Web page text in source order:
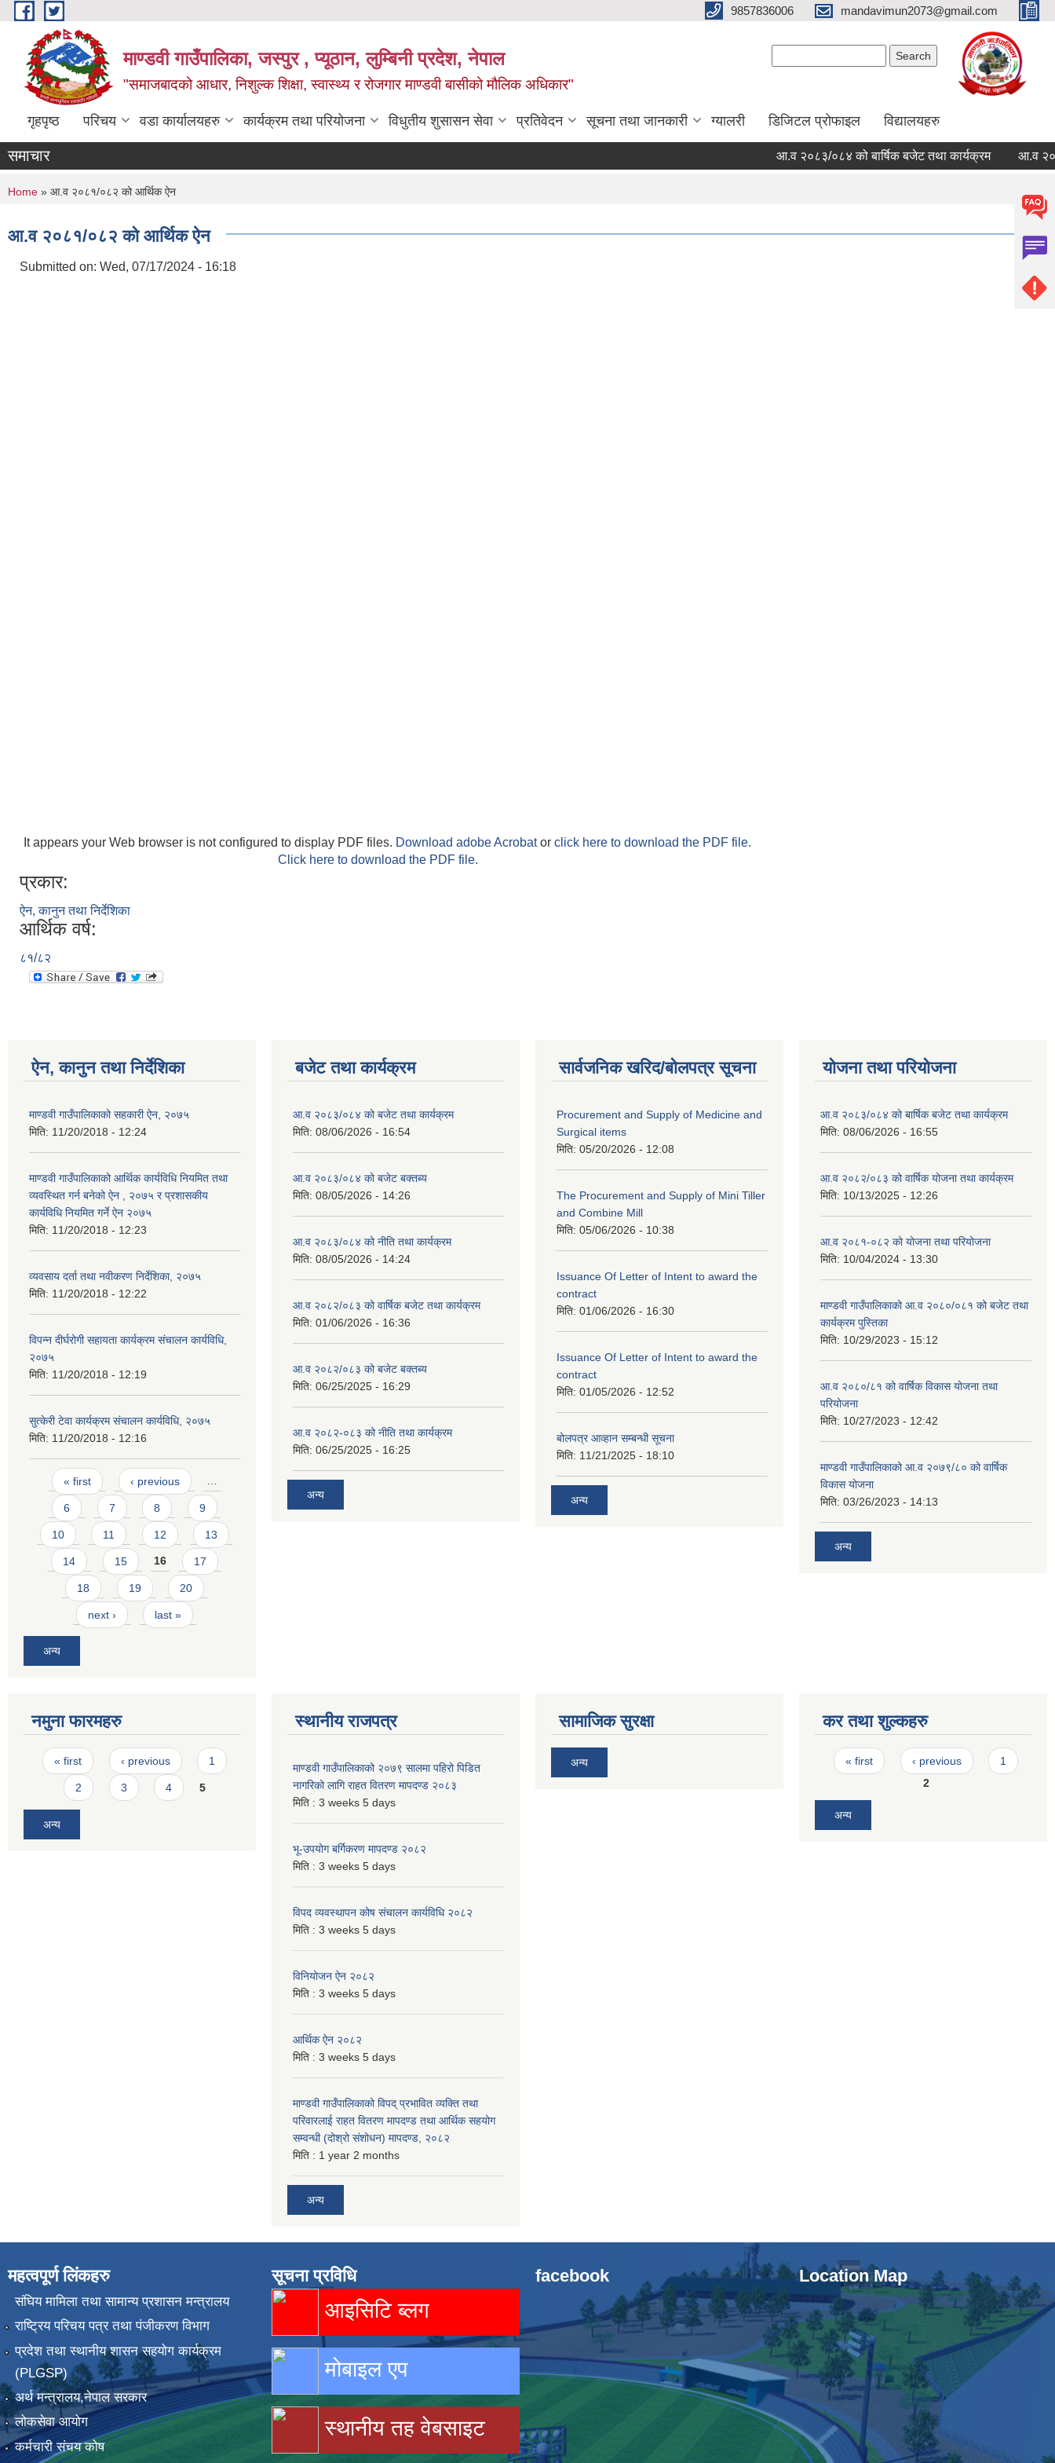
Skip to main content 9857836006 mandavimun2073@gmail.com
माण्डवी गाउँपालिका, जस्पुर , प्यूठान, लुम्बिनी प्रदेश, नेपाल
"समाजबादको आधार, निशुल्क शिक्षा, स्वास्थ्य र रोजगार माण्डवी बासीको मौलिक अधिकार"
गृहपृष्ठ परिचय वडा कार्यालयहरु कार्यक्रम तथा परियोजना विधुतीय शुसासन सेवा प्रतिवेदन सूचना तथा जानकारी ग्यालरी डिजिटल प्रोफाइल विद्यालयहरु
समाचार आ.व २०८३/०८४ को बार्षिक बजेट तथा कार्यक्रम आ.व २०८३/
You are here
Home » आ.व २०८१/०८२ को आर्थिक ऐन
आ.व २०८१/०८२ को आर्थिक ऐन
Submitted on: Wed, 07/17/2024 - 16:18
It appears your Web browser is not configured to display PDF files. Download adobe Acrobator click here to download the PDF file.
Click here to download the PDF file.
प्रकार:
ऐन, कानुन तथा निर्देशिका
आर्थिक वर्ष:
८१/८२
ऐन, कानुन तथा निर्देशिका
माण्डवी गाउँपालिकाको सहकारी ऐन, २०७५
मिति: 11/20/2018 - 12:24
माण्डवी गाउँपालिकाको आर्थिक कार्यविधि नियमित तथा
व्यवस्थित गर्न बनेको ऐन , २०७५ र प्रशासकीय
कार्यविधि नियमित गर्ने ऐन २०७५
मिति: 11/20/2018 - 12:23
व्यवसाय दर्ता तथा नवीकरण निर्देशिका, २०७५
मिति: 11/20/2018 - 12:22
विपन्न दीर्घरोगी सहायता कार्यक्रम संचालन कार्यविधि,
२०७५
मिति: 11/20/2018 - 12:19
सुत्केरी टेवा कार्यक्रम संचालन कार्यविधि, २०७५
मिति: 11/20/2018 - 12:16
Pages
« first ‹ previous …
6 7 8 9
10 11 12 13
14 15 16 17
18 19 20
next › last »
अन्य
बजेट तथा कार्यक्रम
आ.व २०८३/०८४ को बजेट तथा कार्यक्रम
मिति: 08/06/2026 - 16:54
आ.व २०८३/०८४ को बजेट बक्तब्य
मिति: 08/05/2026 - 14:26
आ.व २०८३/०८४ को नीति तथा कार्यक्रम
मिति: 08/05/2026 - 14:24
आ.व २०८२/०८३ को वार्षिक बजेट तथा कार्यक्रम
मिति: 01/06/2026 - 16:36
आ.व २०८२/०८३ को बजेट बक्तब्य
मिति: 06/25/2025 - 16:29
आ.व २०८२-०८३ को नीति तथा कार्यक्रम
मिति: 06/25/2025 - 16:25
अन्य
सार्वजनिक खरिद/बोलपत्र सूचना
Procurement and Supply of Medicine and
Surgical items
मिति: 05/20/2026 - 12:08
The Procurement and Supply of Mini Tiller
and Combine Mill
मिति: 05/06/2026 - 10:38
Issuance Of Letter of Intent to award the
contract
मिति: 01/06/2026 - 16:30
Issuance Of Letter of Intent to award the
contract
मिति: 01/05/2026 - 12:52
बोलपत्र आव्हान सम्बन्धी सूचना
मिति: 11/21/2025 - 18:10
अन्य
योजना तथा परियोजना
आ.व २०८३/०८४ को बार्षिक बजेट तथा कार्यक्रम
मिति: 08/06/2026 - 16:55
आ.व २०८२/०८३ को वार्षिक योजना तथा कार्यक्रम
मिति: 10/13/2025 - 12:26
आ.व २०८१-०८२ को योजना तथा परियोजना
मिति: 10/04/2024 - 13:30
माण्डवी गाउँपालिकाको आ.व २०८०/०८१ को बजेट तथा
कार्यक्रम पुस्तिका
मिति: 10/29/2023 - 15:12
आ.व २०८०/८१ को वार्षिक विकास योजना तथा
परियोजना
मिति: 10/27/2023 - 12:42
माण्डवी गाउँपालिकाको आ.व २०७९/८० को वार्षिक
विकास योजना
मिति: 03/26/2023 - 14:13
अन्य
नमुना फारमहरु
Pages
« first ‹ previous 1
2 3 4 5
अन्य
स्थानीय राजपत्र
माण्डवी गाउँपालिकाको २०७९ सालमा पहिरो पिडित
नागरिको लागि राहत वितरण मापदण्ड २०८३
मिति : 3 weeks 5 days
भू-उपयोग बर्गिकरण मापदण्ड २०८२
मिति : 3 weeks 5 days
विपद व्यवस्थापन कोष संचालन कार्यविधि २०८२
मिति : 3 weeks 5 days
विनियोजन ऐन २०८२
मिति : 3 weeks 5 days
आर्थिक ऐन २०८२
मिति : 3 weeks 5 days
माण्डवी गाउँपालिकाको विपद् प्रभावित व्यक्ति तथा
परिवारलाई राहत वितरण मापदण्ड तथा आर्थिक सहयोग
सम्वन्धी (दोश्रो संशोधन) मापदण्ड, २०८२
मिति : 1 year 2 months
अन्य
सामाजिक सुरक्षा
अन्य
कर तथा शुल्कहरु
Pages
« first ‹ previous
1
2
अन्य
महत्वपूर्ण लिंकहरु
संघिय मामिला तथा सामान्य प्रशासन मन्त्रालय
राष्ट्रिय परिचय पत्र तथा पंजीकरण विभाग
प्रदेश तथा स्थानीय शासन सहयोग कार्यक्रम
(PLGSP)
अर्थ मन्त्रालय,नेपाल सरकार
लोकसेवा आयोग
कर्मचारी संचय कोष
सूचना प्रविधि
आइसिटि ब्लग
मोबाइल एप
स्थानीय तह वेबसाइट
facebook Location Map